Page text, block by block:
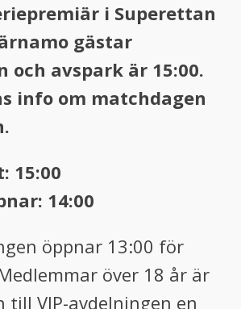
i Superettan
gästar
och avspark är 15:00.
info om matchdagen
15:00
14:00
öppnar 13:00 för
över 18 år är
till VIP-avdelningen en